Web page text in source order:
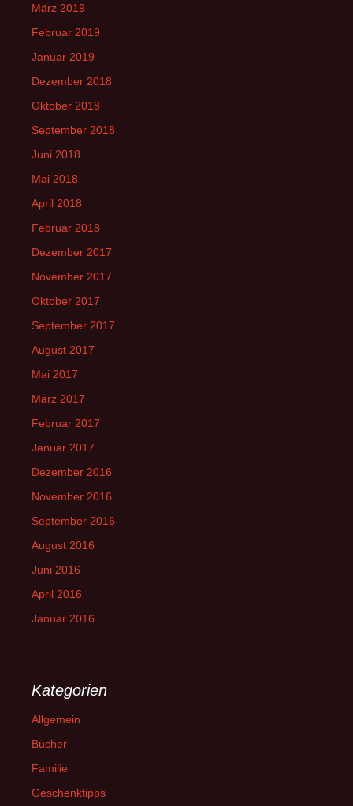
März 2019
Februar 2019
Januar 2019
Dezember 2018
Oktober 2018
September 2018
Juni 2018
Mai 2018
April 2018
Februar 2018
Dezember 2017
November 2017
Oktober 2017
September 2017
August 2017
Mai 2017
März 2017
Februar 2017
Januar 2017
Dezember 2016
November 2016
September 2016
August 2016
Juni 2016
April 2016
Januar 2016
Kategorien
Allgemein
Bücher
Familie
Geschenktipps